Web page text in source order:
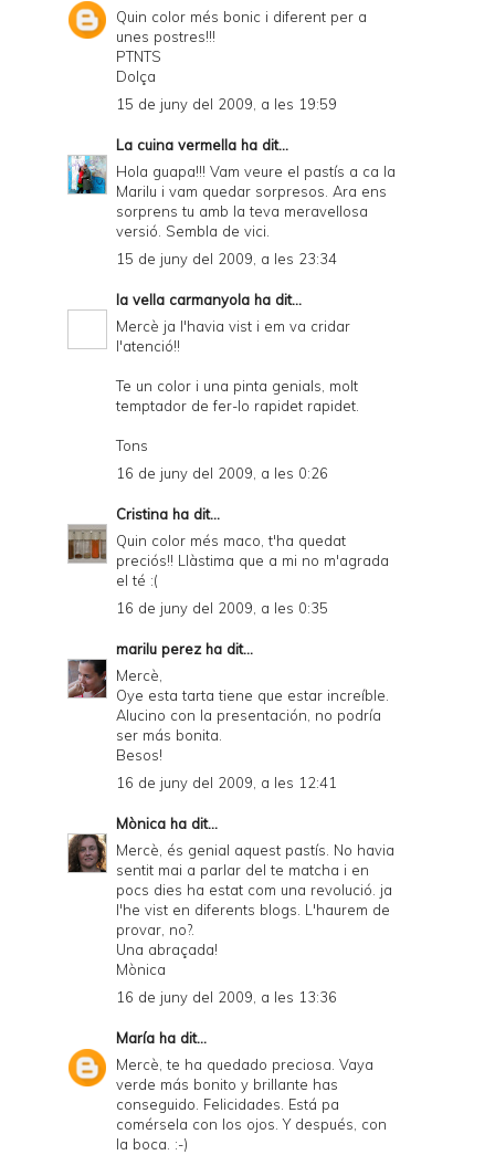
Quin color més bonic i diferent per a
unes postres!!!
PTNTS
Dolça
15 de juny del 2009, a les 19:59
La cuina vermella ha dit...
Hola guapa!!! Vam veure el pastís a ca la
Marilu i vam quedar sorpresos. Ara ens
sorprens tu amb la teva meravellosa
versió. Sembla de vici.
15 de juny del 2009, a les 23:34
la vella carmanyola ha dit...
Mercè ja l'havia vist i em va cridar
l'atenció!!
Te un color i una pinta genials, molt
temptador de fer-lo rapidet rapidet.
Tons
16 de juny del 2009, a les 0:26
Cristina ha dit...
Quin color més maco, t'ha quedat
preciós!! Llàstima que a mi no m'agrada
el té :(
16 de juny del 2009, a les 0:35
marilu perez ha dit...
Mercè,
Oye esta tarta tiene que estar increíble.
Alucino con la presentación, no podría
ser más bonita.
Besos!
16 de juny del 2009, a les 12:41
Mònica ha dit...
Mercè, és genial aquest pastís. No havia
sentit mai a parlar del te matcha i en
pocs dies ha estat com una revolució. ja
l'he vist en diferents blogs. L'haurem de
provar, no?.
Una abraçada!
Mònica
16 de juny del 2009, a les 13:36
María ha dit...
Mercè, te ha quedado preciosa. Vaya
verde más bonito y brillante has
conseguido. Felicidades. Está pa
comérsela con los ojos. Y después, con
la boca. :-)